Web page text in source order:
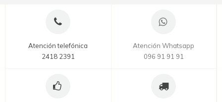
Atención telefónica
2418 2391
Atención Whatsapp
096 91 91 91